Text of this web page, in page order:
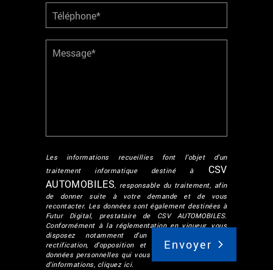
Les informations recueillies font l’objet d’un
traitement informatique destiné àCSV
AUTOMOBILES, responsable du traitement, afin
de donner suite à votre demande et de vous
recontacter. Les données sont également destinées à
Futur Digital, prestataire de CSV AUTOMOBILES.
Conformément à la réglementation en vigueur, vous
disposez notamment d'un droit d'accès, de
rectification, d'opposition et d'effacement sur les
données personnelles qui vous concernent. Pour plus
d’informations, cliquez ici.